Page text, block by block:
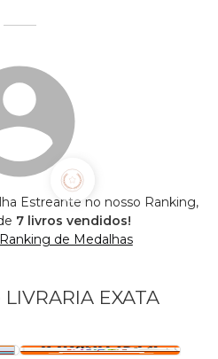
Estreante no nosso Ranking,
7 livros vendidos!
de Medalhas
EXATA